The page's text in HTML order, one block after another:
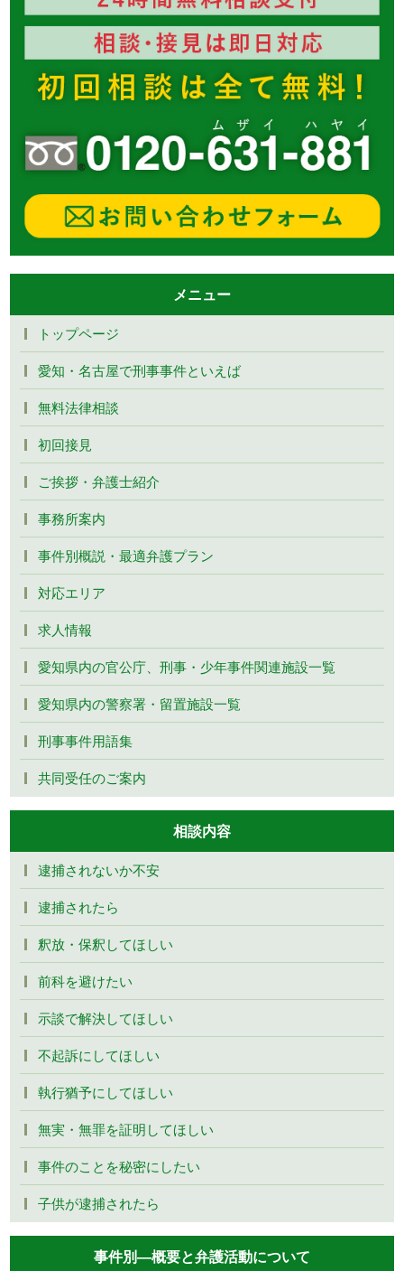
メニュー
トップページ
愛知・名古屋で刑事事件といえば
無料法律相談
初回接見
ご挨拶・弁護士紹介
事務所案内
事件別概説・最適弁護プラン
対応エリア
求人情報
愛知県内の官公庁、刑事・少年事件関連施設一覧
愛知県内の警察署・留置施設一覧
刑事事件用語集
共同受任のご案内
相談内容
逮捕されないか不安
逮捕されたら
釈放・保釈してほしい
前科を避けたい
示談で解決してほしい
不起訴にしてほしい
執行猶予にしてほしい
無実・無罪を証明してほしい
事件のことを秘密にしたい
子供が逮捕されたら
事件別―概要と弁護活動について